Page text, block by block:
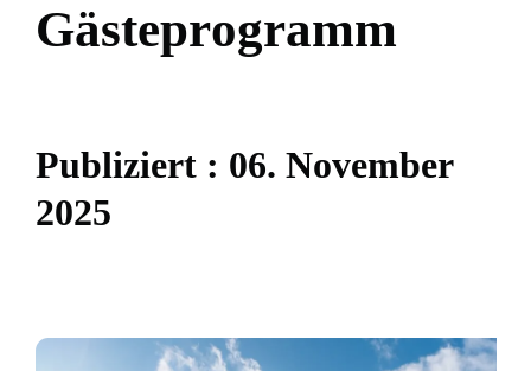
Gästeprogramm
Publiziert : 06. November
2025